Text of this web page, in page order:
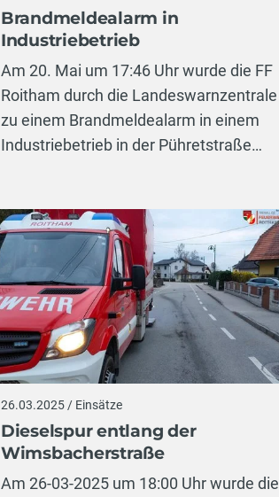
Brandmeldealarm in
Industriebetrieb
Am 20. Mai um 17:46 Uhr wurde die FF
Roitham durch die Landeswarnzentrale
zu einem Brandmeldealarm in einem
Industriebetrieb in der Pühretstraße…
26.03.2025 / Einsätze
Dieselspur entlang der
Wimsbacherstraße
Am 26-03-2025 um 18:00 Uhr wurde die